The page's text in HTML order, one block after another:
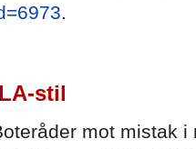
.
stil
mot mistak